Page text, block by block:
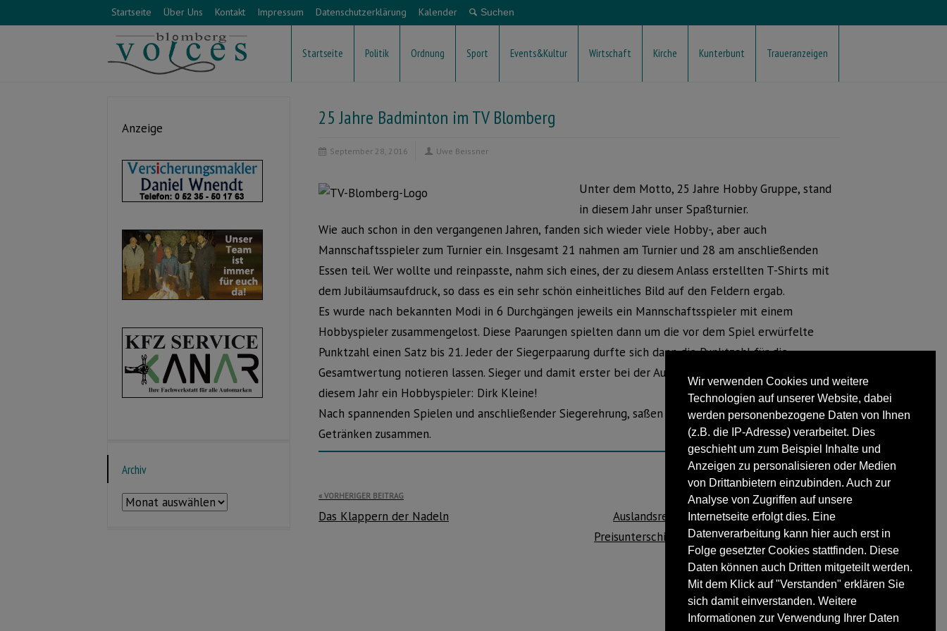
Wir verwenden Cookies und weitere
Technologien auf unserer Website, dabei
werden personenbezogene Daten von Ihnen
(z.B. die IP-Adresse) verarbeitet. Dies
geschieht um zum Beispiel Inhalte und
Anzeigen zu personalisieren oder Medien
von Drittanbietern einzubinden. Auch zur
Analyse von Zugriffen auf unsere
Internetseite erfolgt dies. Eine
Datenverarbeitung kann hier auch erst in
Folge gesetzter Cookies stattfinden. Diese
Daten können auch Dritten mitgeteilt werden.
Mit dem Klick auf "Verstanden" erklären Sie
sich damit einverstanden. Weitere
Informationen zur Verwendung Ihrer Daten
Startseite Über Uns Kontakt Impressum Datenschutzerklärung Kalender
Startseite Politik Ordnung Sport Events&Kultur Wirtschaft Kirche Kunterbunt Traueranzeigen
25 Jahre Badminton im TV Blomberg
September 28, 2016 Uwe Beissner
Unter dem Motto, 25 Jahre Hobby Gruppe, stand
in diesem Jahr unser Spaßturnier.
Wie auch schon in den vergangenen Jahren, fanden sich wieder viele Hobby-, aber auch
Mannschaftsspieler zum Turnier ein. Insgesamt 21 nahmen am Turnier und 28 am anschließenden
Essen teil. Wer wollte und reinpasste, nahm sich eines, der zu diesem Anlass erstellten T-Shirts mit
dem Jubiläumsaufdruck, so dass es ein sehr schön einheitliches Bild auf den Feldern ergab.
Es wurde nach bekannten Modi in 6 Durchgängen jeweils ein Mannschaftsspieler mit einem
Hobbyspieler zusammengelost. Diese Paarungen spielten dann um die vor dem Spiel erwürfelte
Punktzahl einen Satz bis 21. Jeder der Siegerpaarung durfte sich dann die Punktzahl für die
Gesamtwertung notieren lassen. Sieger und damit erster bei der Auswahl seines Preises, war in
diesem Jahr ein Hobbyspieler: Dirk Kleine!
Nach spannenden Spielen und anschließender Siegerehrung, saßen alle noch bei Grillgut und kühlen
Getränken zusammen.
Beitragsnavigation
VORHERIGER BEITRAG
Das Klappern der Nadeln
NÄCHSTER BEITRAG
Auslandsreise-Krankenversicherung: Enorme
Preisunterschiede beim Schutz für Globetrotter
Anzeige
Archiv
Archiv